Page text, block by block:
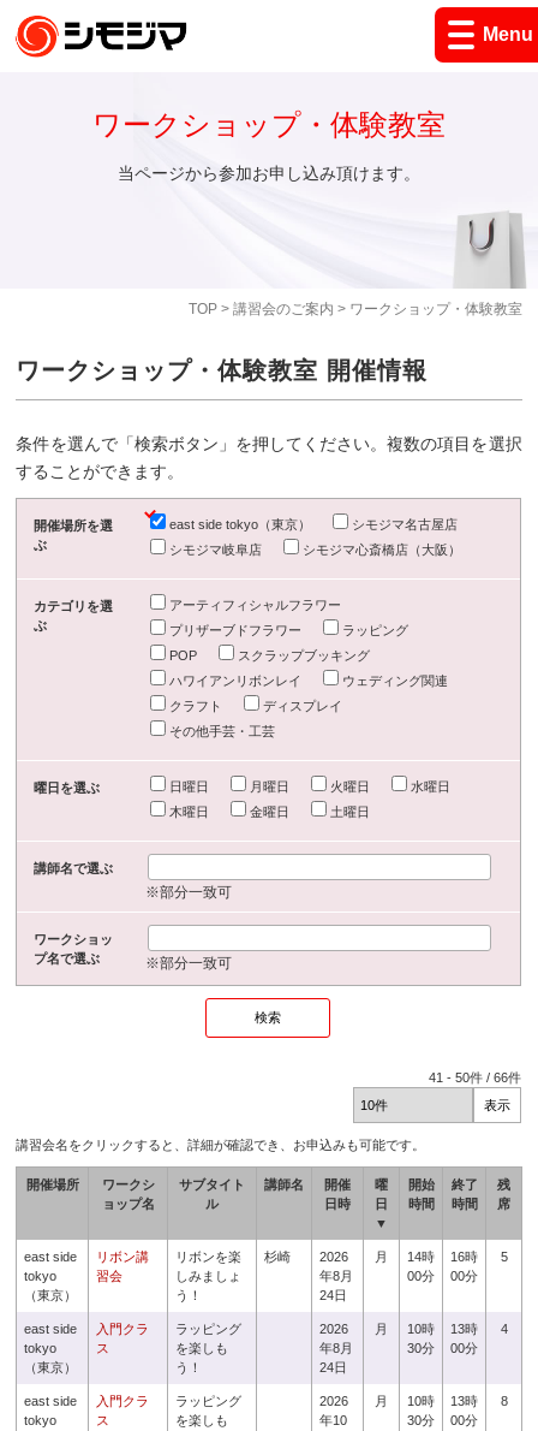
Menu
TOP> 講習会のご案内 > ワークショップ・体験教室
ワークショップ・体験教室
当ページから参加お申し込み頂けます。
ワークショップ・体験教室 開催情報
条件を選んで「検索ボタン」を押してください。複数の項目を選択
することができます。
開催場所を選
ぶ
east side tokyo（東京）
シモジマ名古屋店
シモジマ岐阜店
シモジマ心斎橋店（大阪）
カテゴリを選
ぶ
アーティフィシャルフラワー
プリザーブドフラワー
ラッピング
POP
スクラップブッキング
ハワイアンリボンレイ
ウェディング関連
クラフト
ディスプレイ
その他手芸・工芸
曜日を選ぶ 日曜日 月曜日 火曜日
水曜日
木曜日
金曜日 土曜日
講師名で選ぶ
※部分一致可
ワークショッ
プ名で選ぶ
※部分一致可
41 -50件 /66件
講習会名をクリックすると、詳細が確認でき、お申込みも可能です。
開催場所
ワークシ
ョップ名
サブタイト
ル
講師名
開催
日時
曜
日
▼
開始
時間
終了
時間
残
席
east side
tokyo
（東京）
リボン講
習会
リボンを楽
しみましょ
う！
杉崎
2026
年8月
24日
月
14時
00分
16時
00分
5
east side
tokyo
（東京）
入門クラ
ス
ラッピング
を楽しも
う！
2026
年8月
24日
月
10時
30分
13時
00分
4
east side
tokyo
入門クラ
ス
ラッピング
を楽しも
2026
年10
月
10時
30分
13時
00分
8